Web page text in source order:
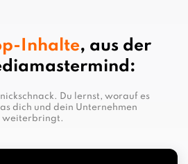
Inhalte, aus der
Du lernst, worauf es
dich und dein Unternehmen
weiterbringt.